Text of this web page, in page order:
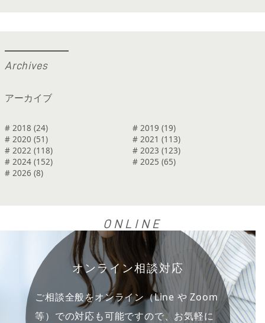
Archives
アーカイブ
# 2018 (24)
# 2019 (19)
# 2020 (51)
# 2021 (113)
# 2022 (118)
# 2023 (123)
# 2024 (152)
# 2025 (65)
# 2026 (8)
ONLINE
オンライン相談対応
ご相談全般をオンライン（Line や Zoom
等）での対応も可能ですので、お気軽に